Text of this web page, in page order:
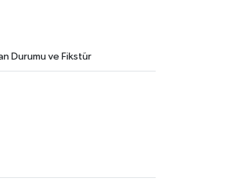
Durumu ve Fikstür